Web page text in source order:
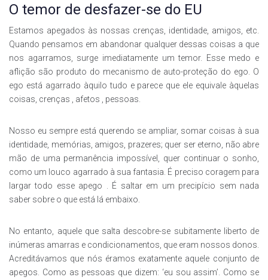
O temor de desfazer-se do EU
Estamos apegados às nossas crenças, identidade, amigos, etc.
Quando pensamos em abandonar qualquer dessas coisas a que
nos agarramos, surge imediatamente um temor. Esse medo e
aflição são produto do mecanismo de auto-proteção do ego. O
ego está agarrado àquilo tudo e parece que ele equivale àquelas
coisas, crenças , afetos , pessoas.
Nosso eu sempre está querendo se ampliar, somar coisas à sua
identidade, memórias, amigos, prazeres; quer ser eterno, não abre
mão de uma permanência impossível, quer continuar o sonho,
como um louco agarrado à sua fantasia. É preciso coragem para
largar todo esse apego . É saltar em um precipício sem nada
saber sobre o que está lá embaixo.
No entanto, aquele que salta descobre-se subitamente liberto de
inúmeras amarras e condicionamentos, que eram nossos donos.
Acreditávamos que nós éramos exatamente aquele conjunto de
apegos. Como as pessoas que dizem: ‘eu sou assim’. Como se